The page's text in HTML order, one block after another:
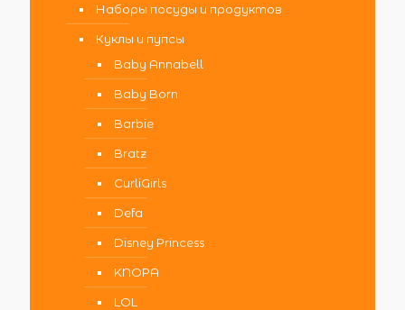
Наборы посуды и продуктов
Куклы и пупсы
Baby Annabell
Baby Born
Barbie
Bratz
CurliGirls
Defa
Disney Princess
KNOPA
LOL